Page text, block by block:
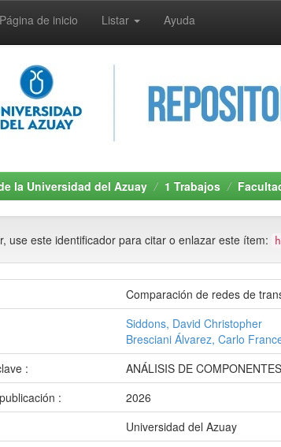
de inicio Listar Ayuda
la Universidad del Azuay 1 Trabajos
use este identificador para citar o enlazar este ítem:
Comparación de redes de
Siddons, David Christopher
Bresciani Álvarez, Carlo
:
ANÁLISIS DE
:
2026
Universidad del Azuay